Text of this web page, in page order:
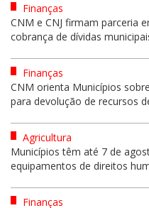
Finanças
CNM e CNJ firmam parceria
cobrança de dívidas
Finanças
CNM orienta Municípios
para devolução de recursos
Agricultura
Municípios têm até 7 de
equipamentos de direitos
Finanças